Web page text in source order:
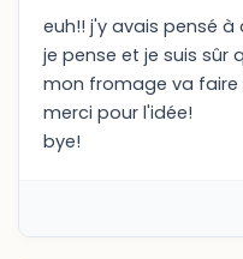
euh!! j'y avais pensé
je pense et je suis sûr
mon fromage va faire
merci pour l'idée!
bye!